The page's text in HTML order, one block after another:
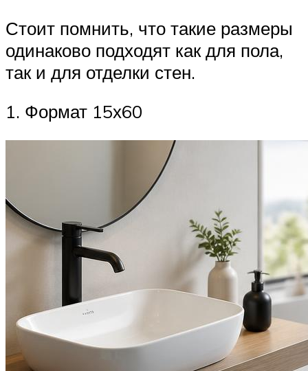
Стоит помнить, что такие размеры
одинаково подходят как для пола,
так и для отделки стен.
1. Формат 15х60